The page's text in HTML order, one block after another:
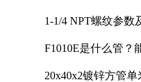
1-1/4 NPT螺纹参数
F1010E是什么管？
20x40x2镀锌方管